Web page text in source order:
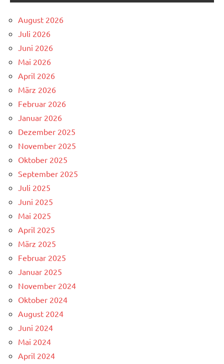
August 2026
Juli 2026
Juni 2026
Mai 2026
April 2026
März 2026
Februar 2026
Januar 2026
Dezember 2025
November 2025
Oktober 2025
September 2025
Juli 2025
Juni 2025
Mai 2025
April 2025
März 2025
Februar 2025
Januar 2025
November 2024
Oktober 2024
August 2024
Juni 2024
Mai 2024
April 2024